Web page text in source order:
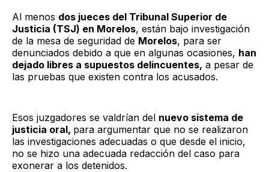
Al menos dos jueces del Tribunal Superior de
Justicia (TSJ) en Morelos, están bajo investigación
de la mesa de seguridad de Morelos, para ser
denunciados debido a que en algunas ocasiones, han
dejado libres a supuestos delincuentes, a pesar de
las pruebas que existen contra los acusados.
Esos juzgadores se valdrían del nuevo sistema de
justicia oral, para argumentar que no se realizaron
las investigaciones adecuadas o que desde el inicio,
no se hizo una adecuada redacción del caso para
exonerar a los detenidos.